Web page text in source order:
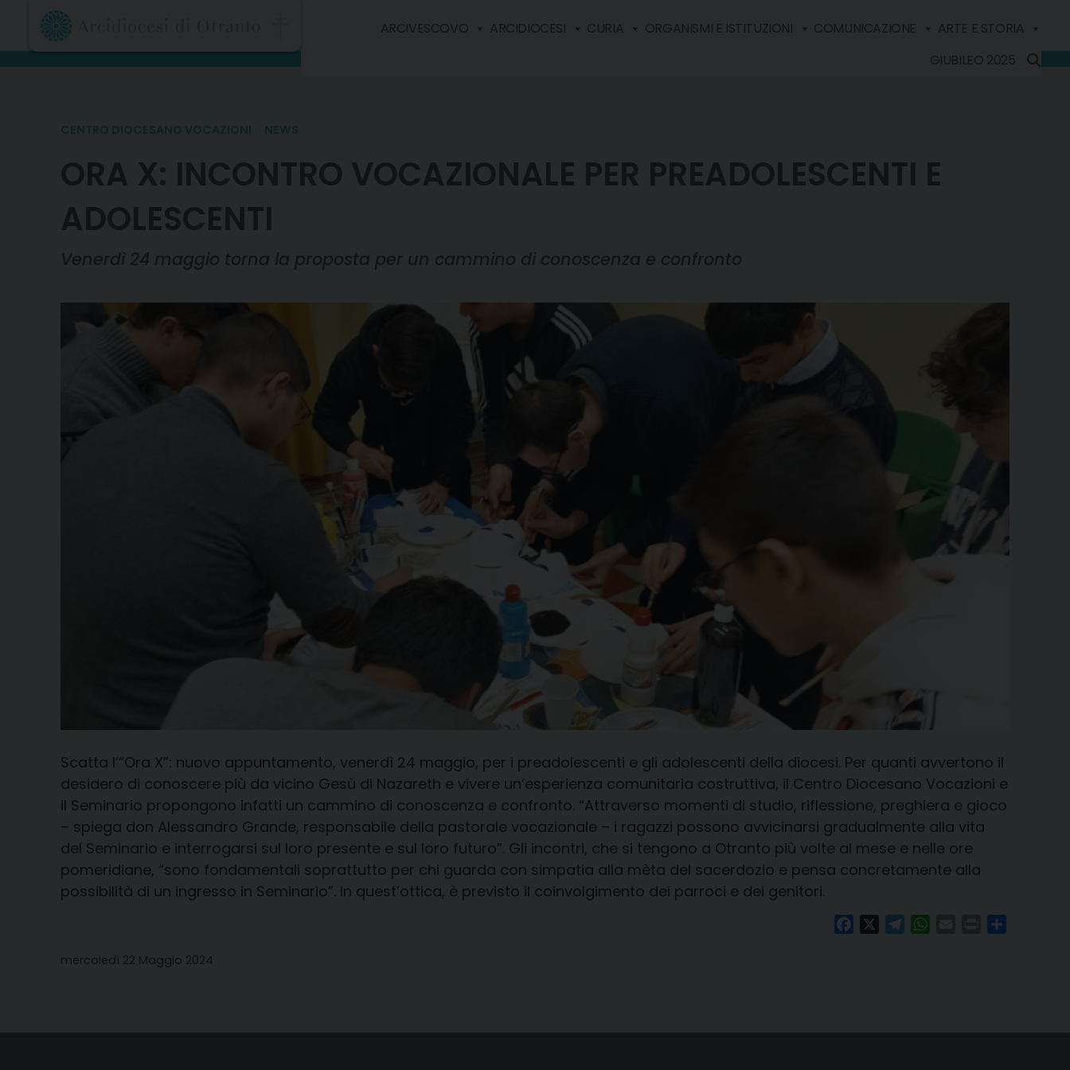
content
ARCIVESCOVO ARCIDIOCESI CURIA ORGANISMI E ISTITUZIONI COMUNICAZIONE
ARTE E STORIA
GIUBILEO 2025
CENTRO DIOCESANO VOCAZIONI NEWS
ORA X: INCONTRO VOCAZIONALE PER PREADOLESCENTI E
ADOLESCENTI
Venerdì 24 maggio torna la proposta per un cammino di conoscenza e confronto
Scatta l’“Ora X”: nuovo appuntamento, venerdì 24 maggio, per i preadolescenti e gli adolescenti della diocesi. Per quanti avvertono il
desidero di conoscere più da vicino Gesù di Nazareth e vivere un’esperienza comunitaria costruttiva, il Centro Diocesano Vocazioni e
il Seminario propongono infatti un cammino di conoscenza e confronto. “Attraverso momenti di studio, riflessione, preghiera e gioco
– spiega don Alessandro Grande, responsabile della pastorale vocazionale – i ragazzi possono avvicinarsi gradualmente alla vita
del Seminario e interrogarsi sul loro presente e sul loro futuro”. Gli incontri, che si tengono a Otranto più volte al mese e nelle ore
pomeridiane, “sono fondamentali soprattutto per chi guarda con simpatia alla mèta del sacerdozio e pensa concretamente alla
possibilità di un ingresso in Seminario”. In quest’ottica, è previsto il coinvolgimento dei parroci e dei genitori.
FacebookTelegramWhatsAppPrint
mercoledì 22 Maggio 2024